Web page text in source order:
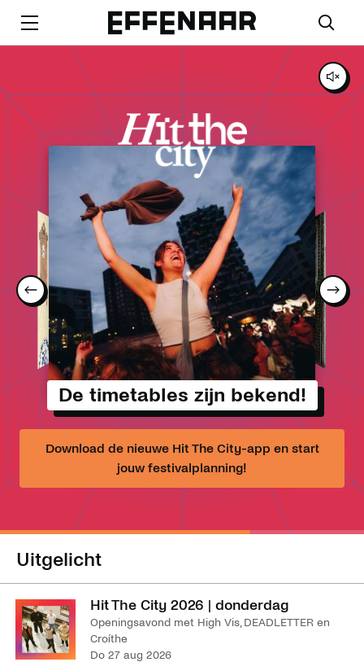
De timetables zijn bekend!
Download de nieuwe Hit The City-app en start
jouw festivalplanning!
Uitgelicht
Hit The City 2026 | donderdag
Openingsavond met High Vis, DEADLETTER en
Croíthe
do 27 aug 2026